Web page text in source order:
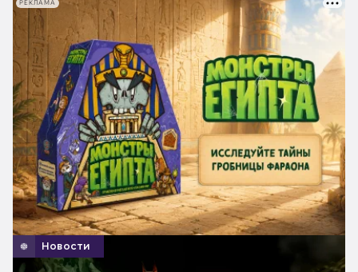
Новости
РЕКЛАМА